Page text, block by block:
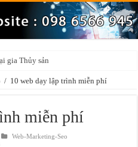
gia Thủy sản
/ 10 web dạy lập trình miễn phí
miễn phí
Web-Marketing-Seo